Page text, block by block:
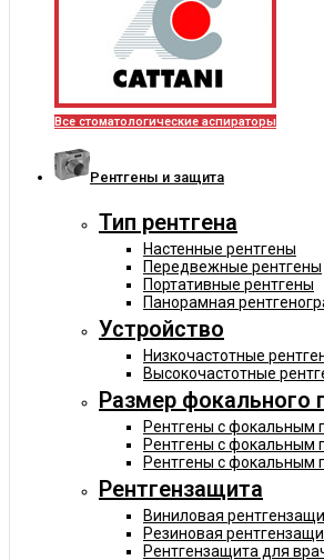
Все стоматологические аспираторы
Рентгены и защита
Тип рентгена
Настенные рентгены
Передвежные рентгены
Портативные рентгены
Панорамная
Устройство
Низкочастотные
Высокочастотные
Размер фокального
Рентгены с фокальным
Рентгены с фокальным
Рентгены с фокальным
Рентгензащита
Виниловая
Резиновая
Рентгензащита для